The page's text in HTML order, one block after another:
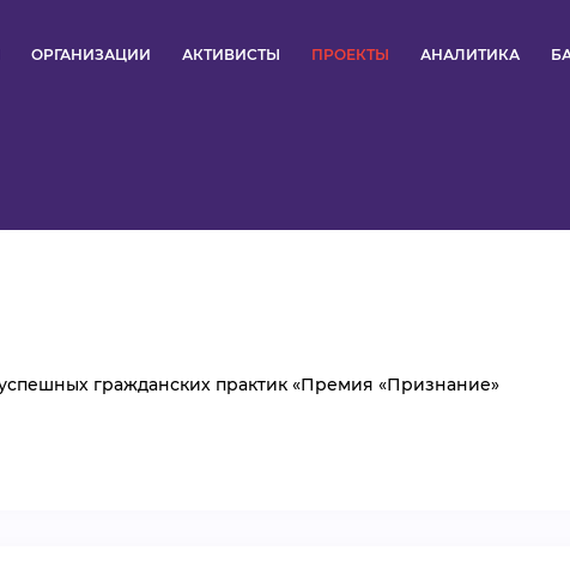
ОРГАНИЗАЦИИ АКТИВИСТЫ ПРОЕКТЫ АНАЛИТИКА
ПРОЕКТЫ
гражданских практик «Премия «Признание»